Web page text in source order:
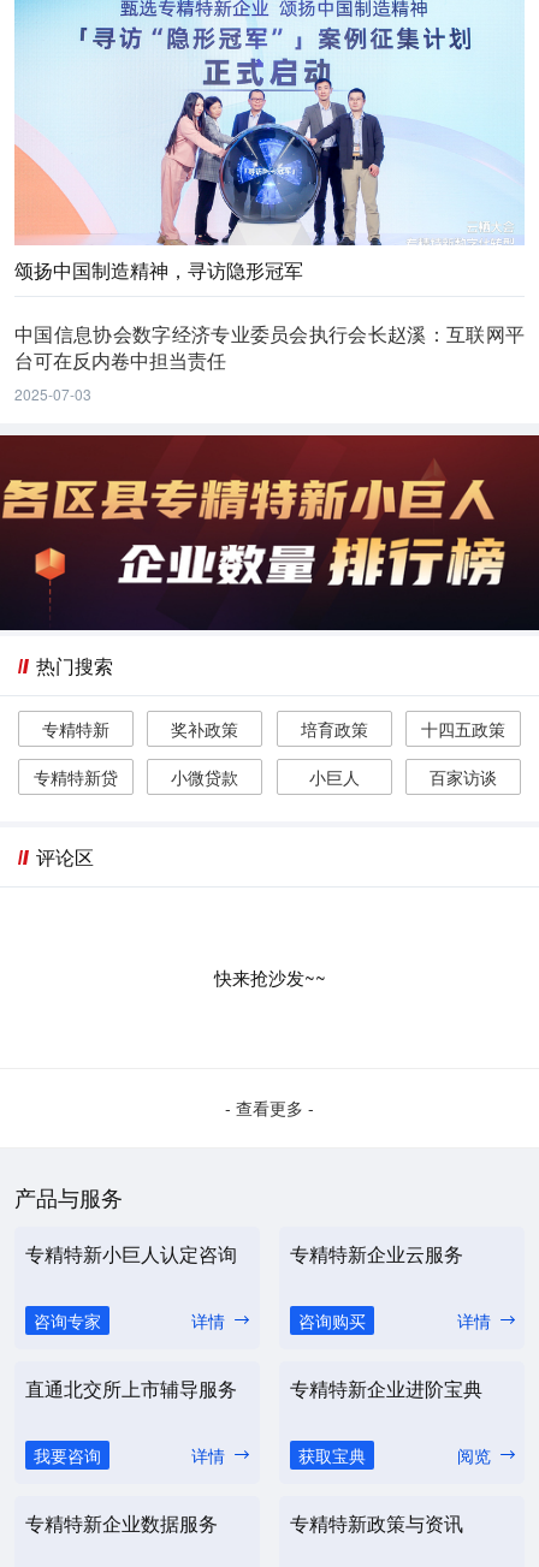
颂扬中国制造精神，寻访隐形冠军
中国信息协会数字经济专业委员会执行会长赵溪：互联网平
台可在反内卷中担当责任
2025-07-03
热门搜索
专精特新 奖补政策 培育政策
十四五政策
专精特新贷
小微贷款 小巨人 百家访谈
评论区
快来抢沙发~~
- 查看更多 -
产品与服务
专精特新小巨人认定咨询
咨询专家 详情
专精特新企业云服务
咨询购买 详情
直通北交所上市辅导服务
我要咨询 详情
专精特新企业进阶宝典
获取宝典 阅览
专精特新企业数据服务 专精特新政策与资讯